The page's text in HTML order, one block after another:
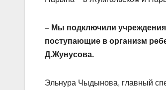
– Мы подключили
поступающие в организм
Д.Жунусова.
Эльнура Чыдынова, главный